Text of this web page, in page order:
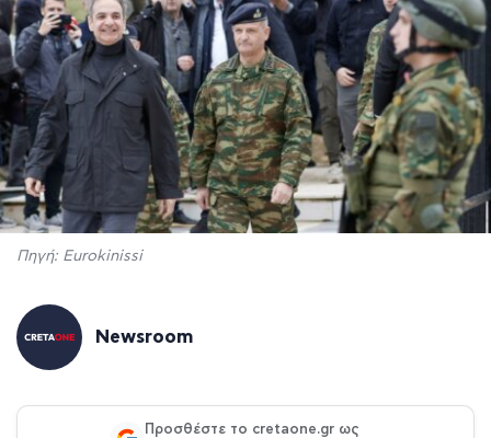
Πηγή: Eurokinissi
Newsroom
Προσθέστε το cretaone.gr ως